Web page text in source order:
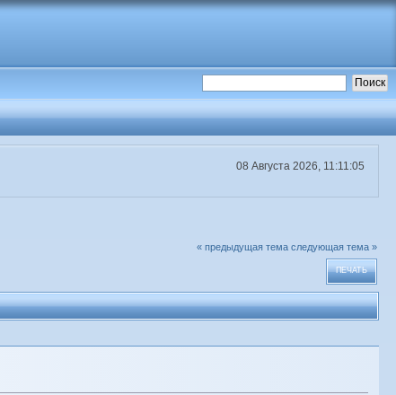
08 Августа 2026, 11:11:05
« предыдущая тема следующая тема »
ПЕЧАТЬ